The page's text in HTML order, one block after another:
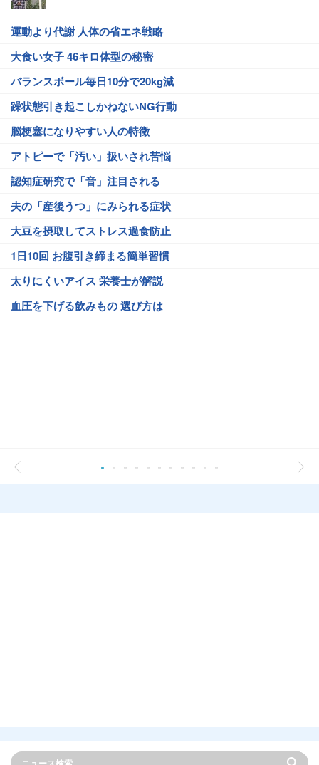
運動より代謝 人体の省エネ戦略
大食い女子 46キロ体型の秘密
バランスボール毎日10分で20kg減
躁状態引き起こしかねないNG行動
脳梗塞になりやすい人の特徴
アトピーで「汚い」扱いされ苦悩
認知症研究で「音」注目される
夫の「産後うつ」にみられる症状
大豆を摂取してストレス過食防止
1日10回 お腹引き締まる簡単習慣
太りにくいアイス 栄養士が解説
血圧を下げる飲みもの 選び方は